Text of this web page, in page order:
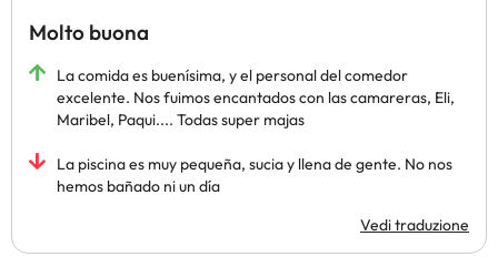
Molto buona
La comida es buenísima, y el personal del comedor
excelente. Nos fuimos encantados con las camareras, Eli,
Maribel, Paqui.... Todas super majas
La piscina es muy pequeña, sucia y llena de gente. No nos
hemos bañado ni un día
Vedi traduzione